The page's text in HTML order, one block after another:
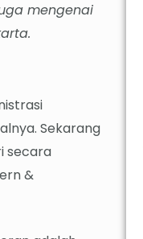
mengenai
Sekarang
secara
&